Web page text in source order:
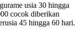
usia 30 hingga
cocok diberikan
45 hingga 60 hari.